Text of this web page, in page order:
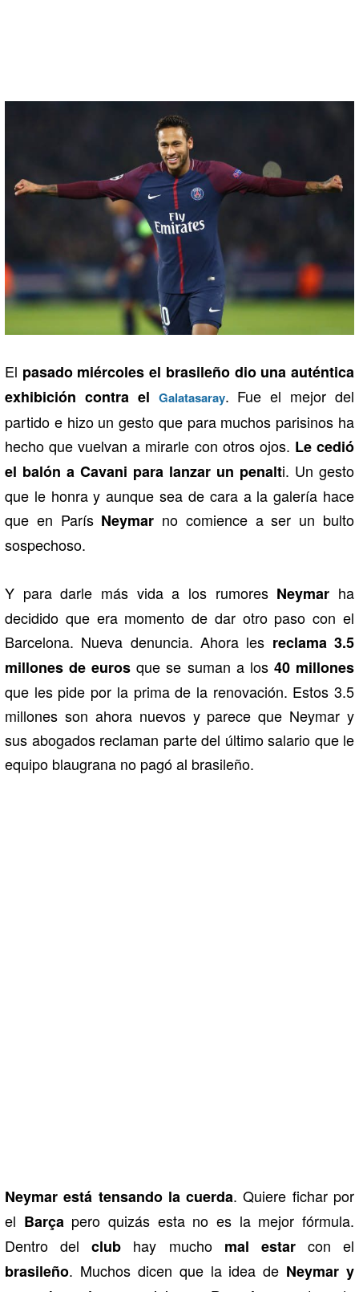
El pasado miércoles el brasileño dio una auténtica
exhibición contra el Galatasaray. Fue el mejor del
partido e hizo un gesto que para muchos parisinos ha
hecho que vuelvan a mirarle con otros ojos. Le cedió
el balón a Cavani para lanzar un penalti. Un gesto
que le honra y aunque sea de cara a la galería hace
que en París Neymar no comience a ser un bulto
sospechoso.
Y para darle más vida a los rumores Neymar ha
decidido que era momento de dar otro paso con el
Barcelona. Nueva denuncia. Ahora les reclama 3.5
millones de euros que se suman a los 40 millones
que les pide por la prima de la renovación. Estos 3.5
millones son ahora nuevos y parece que Neymar y
sus abogados reclaman parte del último salario que le
equipo blaugrana no pagó al brasileño.
Neymar está tensando la cuerda. Quiere fichar por
el Barça pero quizás esta no es la mejor fórmula.
Dentro delclub hay mucho mal estarcon el
brasileño. Muchos dicen que la idea de Neymar y